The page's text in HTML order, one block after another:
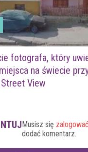
fotografa, który
na świecie
View
Musisz się zalogować
dodać komentarz.